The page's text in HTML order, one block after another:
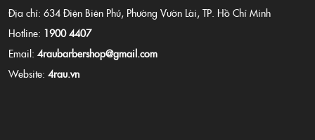
Địa chỉ: 634 Điện Biên Phủ, Phường Vườn Lài, TP. Hồ Chí Minh
Hotline: 1900 4407
Email: 4raubarbershop@gmail.com
Website: 4rau.vn